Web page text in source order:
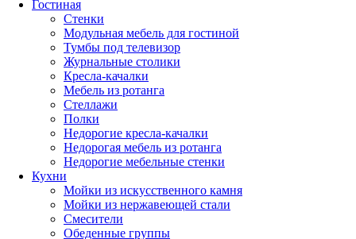
Гостиная
Стенки
Модульная мебель для гостиной
Тумбы под телевизор
Журнальные столики
Кресла-качалки
Мебель из ротанга
Стеллажи
Полки
Недорогие кресла-качалки
Недорогая мебель из ротанга
Недорогие мебельные стенки
Кухни
Мойки из искусственного камня
Мойки из нержавеющей стали
Смесители
Обеденные группы